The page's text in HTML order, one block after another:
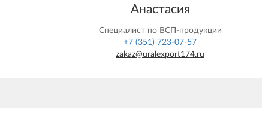
Анастасия
Специалист по ВСП-продукции
+7 (351) 723-07-57
zakaz@uralexport174.ru